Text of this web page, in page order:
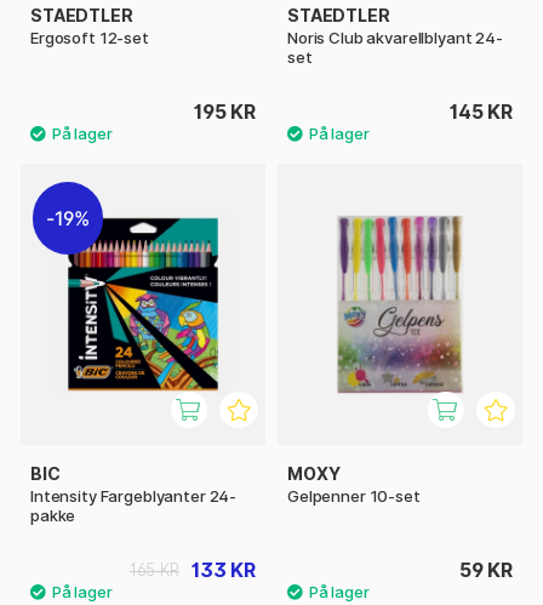
STAEDTLER
Ergosoft 12-set
195 KR
STAEDTLER
Noris Club akvarellblyant 24-
set
145 KR
19%
BIC
Intensity Fargeblyanter 24-
pakke
133 KR
165 KR
MOXY
Gelpenner 10-set
59 KR